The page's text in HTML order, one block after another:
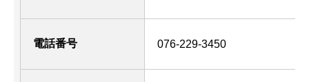
電話番号 076-229-3450